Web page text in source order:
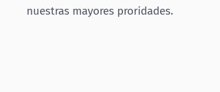
nuestras mayores proridades.